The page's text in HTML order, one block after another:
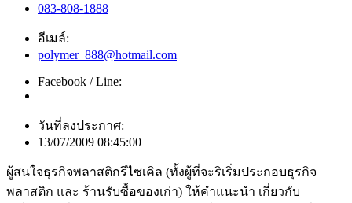
083-808-1888
อีเมล์:
polymer_888@hotmail.com
Facebook / Line:
วันที่ลงประกาศ:
13/07/2009 08:45:00
ผู้สนใจธุรกิจพลาสติกรีไซเคิล (ทั้งผู้ที่จะริเริ่มประกอบธุรกิจ
พลาสติก และ ร้านรับซื้อของเก่า) ให้คำแนะนำ เกี่ยวกับ